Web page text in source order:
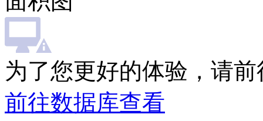
为了您更好的体验，请
前往数据库查看